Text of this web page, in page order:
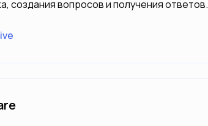
создания вопросов и получения ответов.